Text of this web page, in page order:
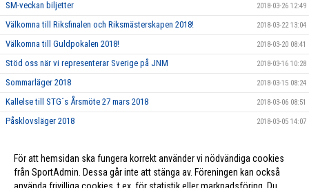
SM-veckan biljetter 2018-03-26 12:49
Välkomna till Riksfinalen och Riksmästerskapen 2018! 2018-03-22 13:04
Välkomna till Guldpokalen 2018! 2018-03-20 08:41
Stöd oss när vi representerar Sverige på JNM 2018-03-16 10:28
Sommarläger 2018 2018-03-15 08:24
Kallelse till STG´s Årsmöte 27 mars 2018 2018-03-06 08:51
Påsklovsläger 2018 2018-03-05 14:07
Ungdomsledarstipendium 2018-02-21 10:05
För att hemsidan ska fungera korrekt använder vi nödvändiga cookies
från SportAdmin. Dessa går inte att stänga av. Föreningen kan också